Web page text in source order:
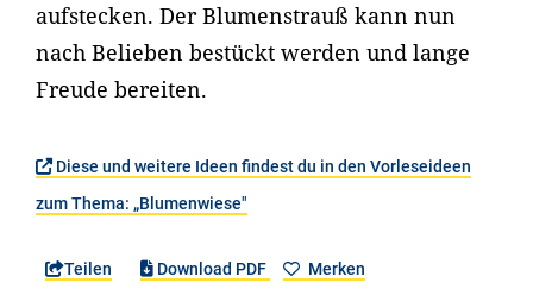
aufstecken. Der Blumenstrauß kann nun
nach Belieben bestückt werden und lange
Freude bereiten.
Diese und weitere Ideen findest du in den Vorleseideen
zum Thema: „Blumenwiese"
Teilen Download PDF Merken